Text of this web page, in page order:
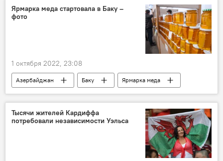
Марк Цукерберг
Ярмарка меда стартовала в Баку –
фото
1 октября 2022, 23:08
Азербайджан Баку Ярмарка меда
Тысячи жителей Кардиффа
потребовали независимости Уэльса